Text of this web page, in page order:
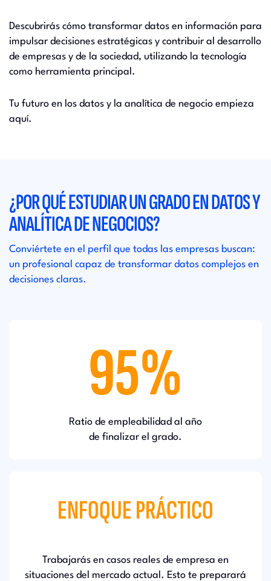
Descubrirás cómo transformar datos en información para
impulsar decisiones estratégicas y contribuir al desarrollo
de empresas y de la sociedad, utilizando la tecnología
como herramienta principal.
Tu futuro en los datos y la analítica de negocio empieza
aquí.
¿POR QUÉ ESTUDIAR UN GRADO EN DATOS Y
ANALÍTICA DE NEGOCIOS?
Conviértete en el perfil que todas las empresas buscan:
un profesional capaz de transformar datos complejos en
decisiones claras.
95%
Ratio de empleabilidad al año
de finalizar el grado.
ENFOQUE PRÁCTICO
Trabajarás en casos reales de empresa en
situaciones del mercado actual. Esto te preparará